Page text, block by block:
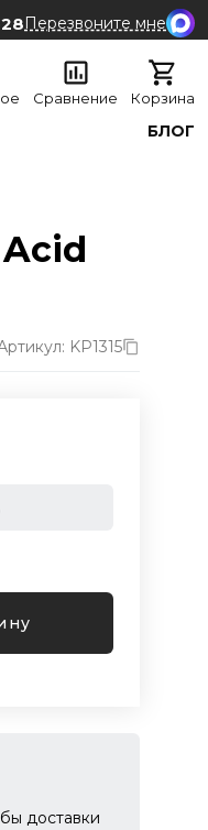
Перезвоните мне
Сравнение Корзина
БЛОГ
KP1315
доставки